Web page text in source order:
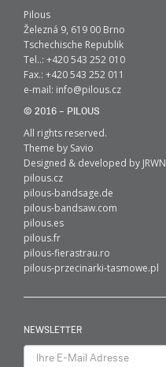
Pilous
Železná 9, 619 00 Brno
Tschechische Republik
Tel..: +420 543 252 010
Fax.: +420 543 252 011
e-mail: info@pilous.cz
© 2016 – PILOUS
All rights reserved.
Theme by Savio
Designed & developed by JRWN
pilous.cz
pilous-bandsage.de
pilous-bandsaw.com
pilous.es
pilous.fr
pilous-fierastrau.ro
pilous-przecinarki-tasmowe.pl
NEWSLETTER